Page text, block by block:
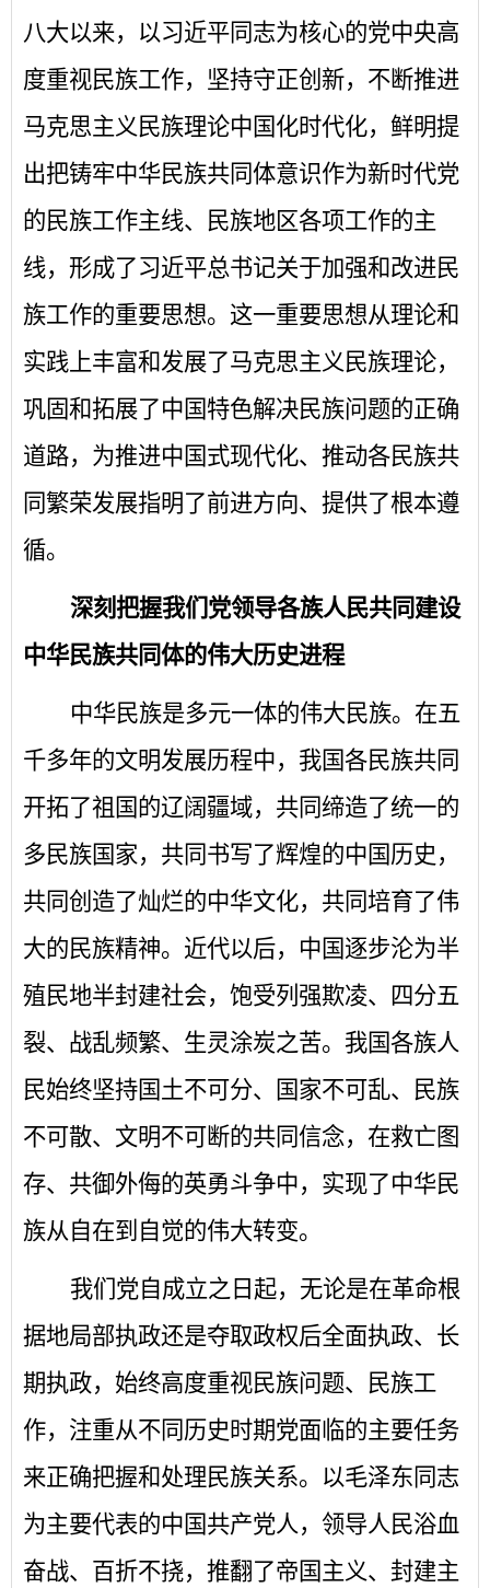
八大以来，以习近平同志为核心的党中央高
度重视民族工作，坚持守正创新，不断推进
马克思主义民族理论中国化时代化，鲜明提
出把铸牢中华民族共同体意识作为新时代党
的民族工作主线、民族地区各项工作的主
线，形成了习近平总书记关于加强和改进民
族工作的重要思想。这一重要思想从理论和
实践上丰富和发展了马克思主义民族理论，
巩固和拓展了中国特色解决民族问题的正确
道路，为推进中国式现代化、推动各民族共
同繁荣发展指明了前进方向、提供了根本遵
循。
深刻把握我们党领导各族人民共同建设
中华民族共同体的伟大历史进程
中华民族是多元一体的伟大民族。在五
千多年的文明发展历程中，我国各民族共同
开拓了祖国的辽阔疆域，共同缔造了统一的
多民族国家，共同书写了辉煌的中国历史，
共同创造了灿烂的中华文化，共同培育了伟
大的民族精神。近代以后，中国逐步沦为半
殖民地半封建社会，饱受列强欺凌、四分五
裂、战乱频繁、生灵涂炭之苦。我国各族人
民始终坚持国土不可分、国家不可乱、民族
不可散、文明不可断的共同信念，在救亡图
存、共御外侮的英勇斗争中，实现了中华民
族从自在到自觉的伟大转变。
我们党自成立之日起，无论是在革命根
据地局部执政还是夺取政权后全面执政、长
期执政，始终高度重视民族问题、民族工
作，注重从不同历史时期党面临的主要任务
来正确把握和处理民族关系。以毛泽东同志
为主要代表的中国共产党人，领导人民浴血
奋战、百折不挠，推翻了帝国主义、封建主